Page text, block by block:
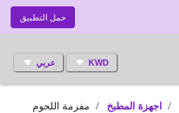
حمل التطبيق
KWD عربي
اجهزة المطبخ مفرمة اللحوم